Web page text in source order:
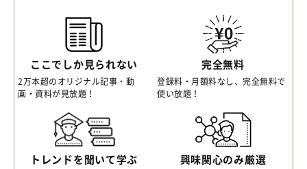
ここでしか見られない
2万本超のオリジナル記事・動
画・資料が見放題！
完全無料
登録料・月額料なし、完全無料で
使い放題！
トレンドを聞いて学ぶ 興味関心のみ厳選